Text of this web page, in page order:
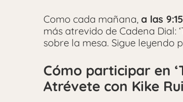
Como cada mañana, a las
más atrevido de Cadena Dial:
sobre la mesa. Sigue leyendo
Cómo participar en
Atrévete con Kike